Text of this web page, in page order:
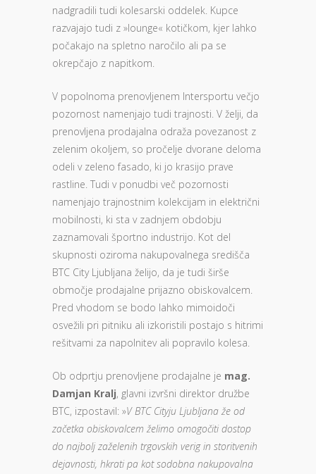
nadgradili tudi kolesarski oddelek. Kupce
razvajajo tudi z »lounge« kotičkom, kjer lahko
počakajo na spletno naročilo ali pa se
okrepčajo z napitkom.
V popolnoma prenovljenem Intersportu večjo
pozornost namenjajo tudi trajnosti. V želji, da
prenovljena prodajalna odraža povezanost z
zelenim okoljem, so pročelje dvorane deloma
odeli v zeleno fasado, ki jo krasijo prave
rastline. Tudi v ponudbi več pozornosti
namenjajo trajnostnim kolekcijam in električni
mobilnosti, ki sta v zadnjem obdobju
zaznamovali športno industrijo. Kot del
skupnosti oziroma nakupovalnega središča
BTC City Ljubljana želijo, da je tudi širše
območje prodajalne prijazno obiskovalcem.
Pred vhodom se bodo lahko mimoidoči
osvežili pri pitniku ali izkoristili postajo s hitrimi
rešitvami za napolnitev ali popravilo kolesa.
Ob odprtju prenovljene prodajalne je mag.
Damjan Kralj, glavni izvršni direktor družbe
BTC, izpostavil: »V BTC Cityju Ljubljana že od
začetka obiskovalcem želimo omogočiti dostop
do najbolj zaželenih trgovskih verig in storitvenih
dejavnosti, hkrati pa kot sodobna nakupovalna